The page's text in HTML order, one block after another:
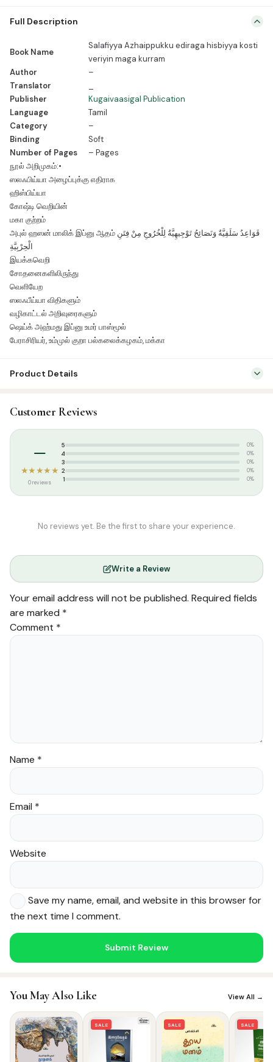
maga kurram Author – Translator _ Publisher Kugaivaasigal
Publication Language Tamil Category – Binding Soft Number of
Pages – Pages நூல் அறிமுகம்:• ஸலஃபிய்யா அழைப்புக்கு எதிராக
ஹிஸ்பிய்யா கோஷ்டி வெறியின் மகா குற்றம் அபுல் ஹஸன் மாலிக் இப்னு ஆதம்
قَوَاعِدُ سَلَفِيَّةٌ وَنَصَائِحُ تَوْجِيهِيَّةُ لِلْخُرُوجِ مِنْ فِتَنِ الْحِرْبِيَّةِ இயக்கவெறி
சோதனைகளிலிருந்து வெளியேற ஸலஃபீய்யா […]
Full Description
Book Name
Salafiyya Azhaippukku ediraga hisbiyya kosti
veriyin maga kurram
Author
–
Translator
Publisher
Kugaivaasigal Publication
Language
Tamil
Category
–
Binding
Soft
Number of Pages
– Pages
நூல் அறிமுகம்:•
ஸலஃபிய்யா அழைப்புக்கு எதிராக
ஹிஸ்பிய்யா
கோஷ்டி வெறியின்
மகா குற்றம்
அபுல் ஹஸன் மாலிக் இப்னு ஆதம் قَوَاعِدُ سَلَفِيَّةٌ وَنَصَائِحُ تَوْجِيهِيَّةُ لِلْخُرُوجِ مِنْ فِتَنِ
الْحِرْبِيَّةِ
இயக்கவெறி
சோதனைகளிலிருந்து
வெளியேற
ஸலஃபீய்யா விதிகளும்
வழிகாட்டல் அறிவுரைகளும்
ஷெய்க் அஹ்மது இப்னு உமர் பாஸ்மூல்
பேராசிரியர், உம்முல் குறா பல்கலைக்கழகம், மக்கா
Product Details
Categories: Aqeedah,Tamil Islamic Books
Tags:
Customer Reviews
–
★★★★★
0 reviews
5 0%
4 0%
3 0%
2 0%
1 0%
No reviews yet. Be the first to share your experience.
Write a Review
Your email address will not be published. Required fields
are marked *
Comment *
Name *
Email *
Website
Save my name, email, and website in this browser for
the next time I comment.
You May Also Like View All →
SALE SALE SALE